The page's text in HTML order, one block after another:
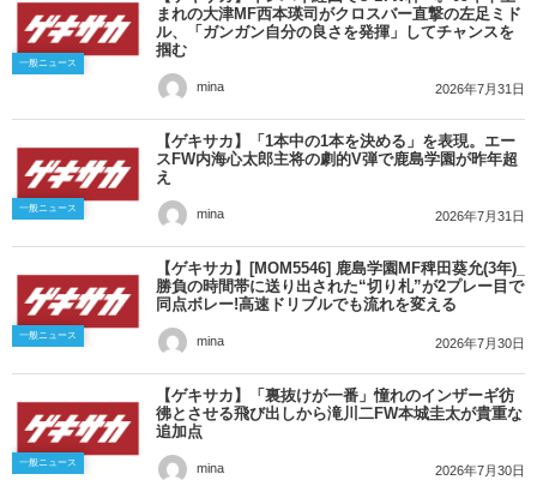
一般ニュース
まれの大津MF西本瑛司がクロスバー直撃の左足ミド
ル、「ガンガン自分の良さを発揮」してチャンスを
掴む
mina 2026年7月31日
一般ニュース
【ゲキサカ】「1本中の1本を決める」を表現。エー
スFW内海心太郎主将の劇的V弾で鹿島学園が昨年超
え
mina 2026年7月31日
一般ニュース
【ゲキサカ】[MOM5546] 鹿島学園MF稗田葵允(3年)_
勝負の時間帯に送り出された“切り札”が2プレー目で
同点ボレー!高速ドリブルでも流れを変える
mina 2026年7月30日
一般ニュース
【ゲキサカ】「裏抜けが一番」憧れのインザーギ彷
彿とさせる飛び出しから滝川二FW本城圭太が貴重な
追加点
mina 2026年7月30日